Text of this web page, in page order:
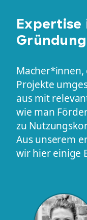
Expertise
Gründung
Projekte
aus mit
wie man
zu
Aus unserem
wir hier einige